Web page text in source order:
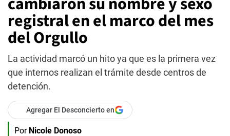
registral en el marco del mes
del Orgullo
La actividad marcó un hito ya que es la primera vez
que internos realizan el trámite desde centros de
detención.
Agregar El Desconcierto en
Por Nicole Donoso